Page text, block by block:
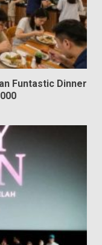
Funtastic Dinner